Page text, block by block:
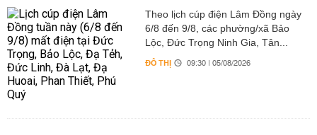
Theo lịch cúp điện Lâm Đồng ngày
6/8 đến 9/8, các phường/xã Bảo
Lộc, Đức Trọng Ninh Gia, Tân...
ĐÔ THỊ 09:30 | 05/08/2026